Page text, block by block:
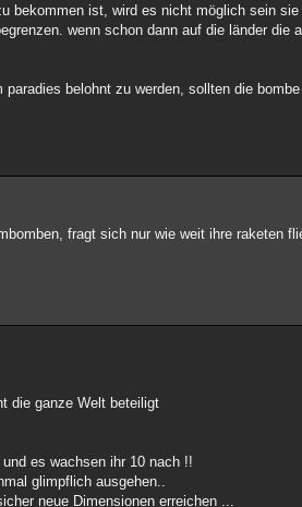
bekommen ist, wird es nicht möglich sein
wenn schon dann auf die länder die
belohnt zu werden, sollten die
fragt sich nur wie weit ihre raketen
die ganze Welt beteiligt
es wachsen ihr 10 nach !!
glimpflich ausgehen..
neue Dimensionen erreichen ...